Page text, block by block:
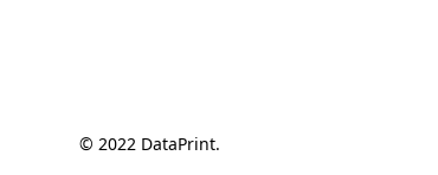
© 2022 DataPrint.